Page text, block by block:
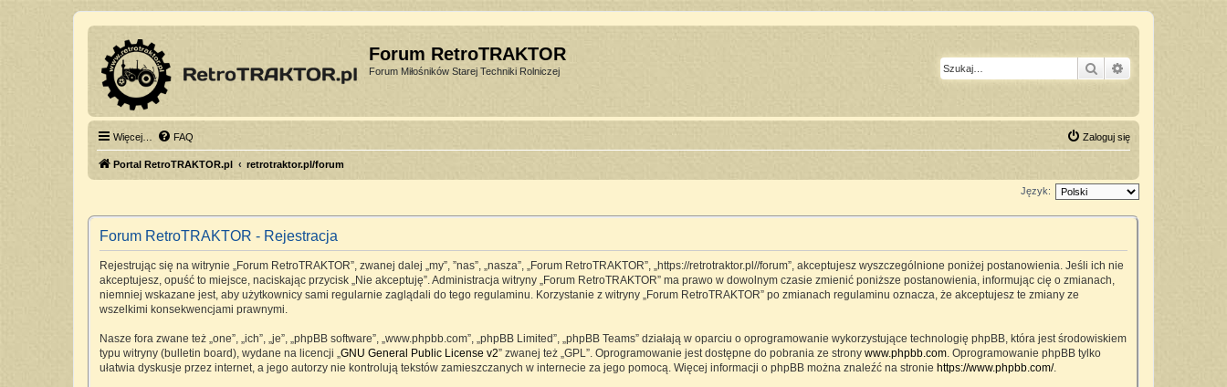
Forum RetroTRAKTOR
Forum Miłośników Starej Techniki Rolniczej Szukaj
Więcej… FAQ Zaloguj się
Portal RetroTRAKTOR.pl retrotraktor.pl/forum
Język:
Forum RetroTRAKTOR - Rejestracja
Rejestrując się na witrynie „Forum RetroTRAKTOR”, zwanej dalej „my”, ”nas”, „nasza”, „Forum RetroTRAKTOR”, „https://retrotraktor.pl//forum”, akceptujesz wyszczególnione poniżej postanowienia. Jeśli ich nie
akceptujesz, opuść to miejsce, naciskając przycisk „Nie akceptuję”. Administracja witryny „Forum RetroTRAKTOR” ma prawo w dowolnym czasie zmienić poniższe postanowienia, informując cię o zmianach,
niemniej wskazane jest, aby użytkownicy sami regularnie zaglądali do tego regulaminu. Korzystanie z witryny „Forum RetroTRAKTOR” po zmianach regulaminu oznacza, że akceptujesz te zmiany ze
wszelkimi konsekwencjami prawnymi.
Nasze fora zwane też „one”, „ich”, „je”, „phpBB software”, „www.phpbb.com”, „phpBB Limited”, „phpBB Teams” działają w oparciu o oprogramowanie wykorzystujące technologię phpBB, która jest środowiskiem
typu witryny (bulletin board), wydane na licencji „ GNU General Public License v2” zwanej też „GPL”. Oprogramowanie jest dostępne do pobrania ze strony www.phpbb.com . Oprogramowanie phpBB tylko
ułatwia dyskusje przez internet, a jego autorzy nie kontrolują tekstów zamieszczanych w internecie za jego pomocą. Więcej informacji o phpBB można znaleźć na stronie https://www.phpbb.com/.